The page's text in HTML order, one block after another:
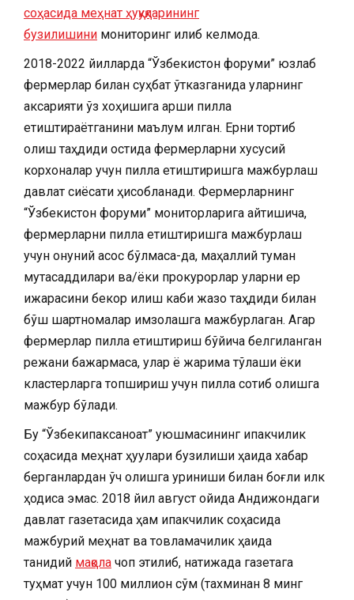
соҳасида меҳнат ҳуқуқларининг
бузилишини мониторинг қилиб келмоқда.
2018-2022 йилларда “Ўзбекистон форуми” юзлаб
фермерлар билан суҳбат ўтказганида уларнинг
аксарияти ўз хоҳишига қарши пилла
етиштираётганини маълум қилган. Ерни тортиб
олиш таҳдиди остида фермерларни хусусий
корхоналар учун пилла етиштиришга мажбурлаш
давлат сиёсати ҳисобланади. Фермерларнинг
“Ўзбекистон форуми” мониторларига айтишича,
фермерларни пилла етиштиришга мажбурлаш
учун қонуний асос бўлмаса-да, маҳаллий туман
мутасаддилари ва/ёки прокурорлар уларни ер
ижарасини бекор қилиш каби жазо таҳдиди билан
бўш шартномалар имзолашга мажбурлаган. Агар
фермерлар пилла етиштириш бўйича белгиланган
режани бажармаса, улар ё жарима тўлаши ёки
кластерларга топшириш учун пилла сотиб олишга
мажбур бўлади.
Бу “Ўзбекипаксаноат” уюшмасининг ипакчилик
соҳасида меҳнат ҳуқуқлари бузилиши ҳақида хабар
берганлардан ўч олишга уриниши билан боғлиқ илк
ҳодиса эмас. 2018 йил август ойида Андижондаги
давлат газетасида ҳам ипакчилик соҳасида
мажбурий меҳнат ва товламачилик ҳақида
танқидий мақола чоп этилиб, натижада газетага
туҳмат учун 100 миллион сўм (тахминан 8 минг